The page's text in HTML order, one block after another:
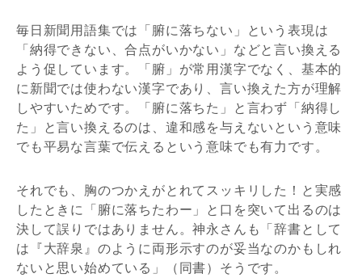
毎日新聞用語集では「腑に落ちない」という表現は
「納得できない、合点がいかない」などと言い換える
よう促しています。「腑」が常用漢字でなく、基本的
に新聞では使わない漢字であり、言い換えた方が理解
しやすいためです。「腑に落ちた」と言わず「納得し
た」と言い換えるのは、違和感を与えないという意味
でも平易な言葉で伝えるという意味でも有力です。
それでも、胸のつかえがとれてスッキリした！と実感
したときに「腑に落ちたわー」と口を突いて出るのは
決して誤りではありません。神永さんも「辞書として
は『大辞泉』のように両形示すのが妥当なのかもしれ
ないと思い始めている」（同書）そうです。